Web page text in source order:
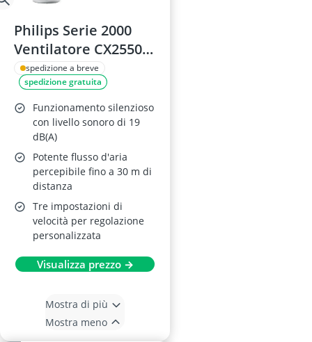
Philips Serie 2000
Ventilatore CX2550,
Bianco
spedizione a breve
spedizione gratuita
Funzionamento silenzioso
con livello sonoro di 19
dB(A)
Potente flusso d'aria
percepibile fino a 30 m di
distanza
Tre impostazioni di
velocità per regolazione
personalizzata
Visualizza prezzo →
Mostra di più
Mostra meno